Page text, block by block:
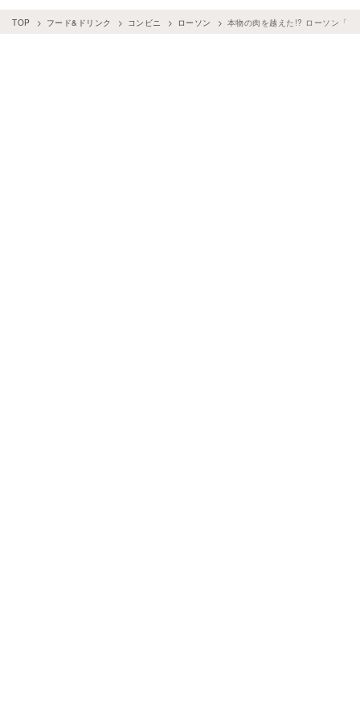
TOP フード&ドリンク コンビニ ローソン 本物の肉を越えた!? ローソン「大